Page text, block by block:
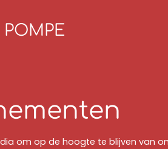
om op de hoogte te blijven van